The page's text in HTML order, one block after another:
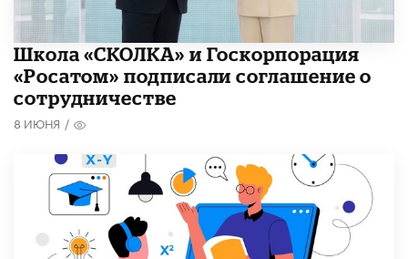
Школа «СКОЛКА» и Госкорпорация
«Росатом» подписали соглашение о
сотрудничестве
8 ИЮНЯ /